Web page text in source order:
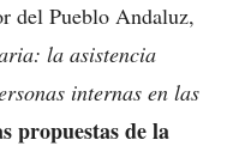
del Pueblo Andaluz,
la asistencia
internas en las
propuestas de la